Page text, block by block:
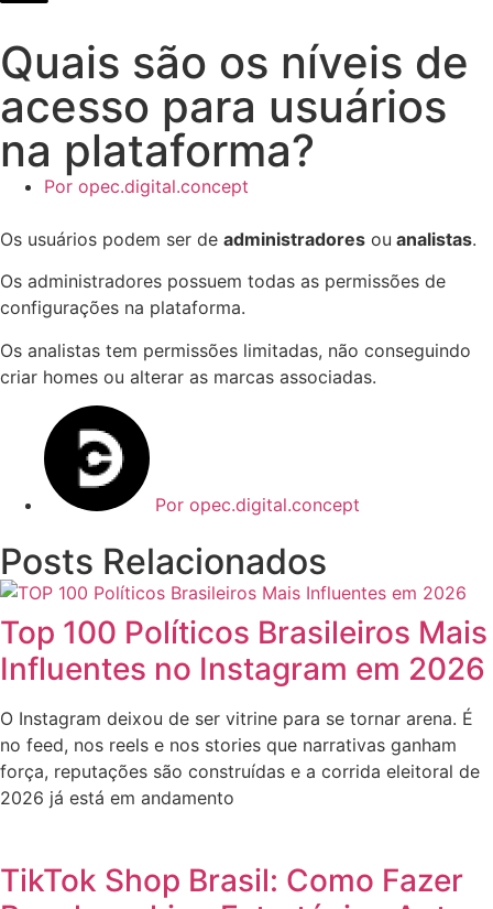
Quais são os níveis de
acesso para usuários
na plataforma?
Por opec.digital.concept
Os usuários podem ser de administradores ou analistas.
Os administradores possuem todas as permissões de
configurações na plataforma.
Os analistas tem permissões limitadas, não conseguindo
criar homes ou alterar as marcas associadas.
Por opec.digital.concept
Posts Relacionados
Top 100 Políticos Brasileiros Mais
Influentes no Instagram em 2026
O Instagram deixou de ser vitrine para se tornar arena. É
no feed, nos reels e nos stories que narrativas ganham
força, reputações são construídas e a corrida eleitoral de
2026 já está em andamento
TikTok Shop Brasil: Como Fazer